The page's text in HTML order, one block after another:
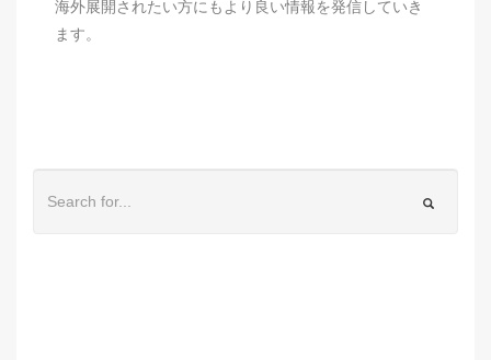
海外展開されたい方にもより良い情報を発信していき
ます。